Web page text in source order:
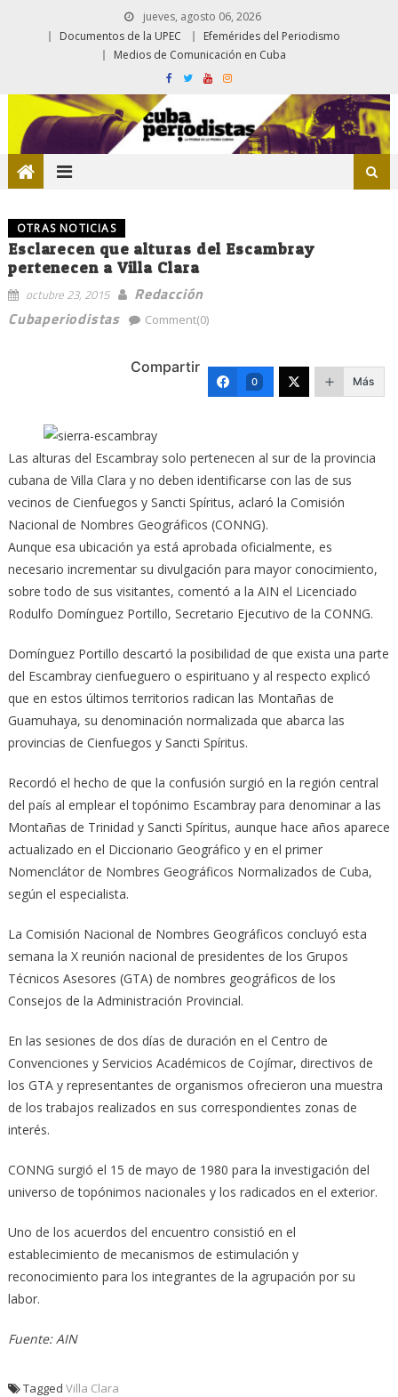
jueves, agosto 06, 2026
Documentos de la UPEC
Efemérides del Periodismo
Medios de Comunicación en Cuba
OTRAS NOTICIAS
Esclarecen que alturas del Escambray
pertenecen a Villa Clara
octubre 23, 2015
Redacción
Cubaperiodistas
Comment(0)
Compartir
0 Más
Las alturas del Escambray solo pertenecen al sur de la provincia
cubana de Villa Clara y no deben identificarse con las de sus
vecinos de Cienfuegos y Sancti Spíritus, aclaró la Comisión
Nacional de Nombres Geográficos (CONNG).
Aunque esa ubicación ya está aprobada oficialmente, es
necesario incrementar su divulgación para mayor conocimiento,
sobre todo de sus visitantes, comentó a la AIN el Licenciado
Rodulfo Domínguez Portillo, Secretario Ejecutivo de la CONNG.
Domínguez Portillo descartó la posibilidad de que exista una parte
del Escambray cienfueguero o espirituano y al respecto explicó
que en estos últimos territorios radican las Montañas de
Guamuhaya, su denominación normalizada que abarca las
provincias de Cienfuegos y Sancti Spíritus.
Recordó el hecho de que la confusión surgió en la región central
del país al emplear el topónimo Escambray para denominar a las
Montañas de Trinidad y Sancti Spíritus, aunque hace años aparece
actualizado en el Diccionario Geográfico y en el primer
Nomenclátor de Nombres Geográficos Normalizados de Cuba,
según el especialista.
La Comisión Nacional de Nombres Geográficos concluyó esta
semana la X reunión nacional de presidentes de los Grupos
Técnicos Asesores (GTA) de nombres geográficos de los
Consejos de la Administración Provincial.
En las sesiones de dos días de duración en el Centro de
Convenciones y Servicios Académicos de Cojímar, directivos de
los GTA y representantes de organismos ofrecieron una muestra
de los trabajos realizados en sus correspondientes zonas de
interés.
CONNG surgió el 15 de mayo de 1980 para la investigación del
universo de topónimos nacionales y los radicados en el exterior.
Uno de los acuerdos del encuentro consistió en el
establecimiento de mecanismos de estimulación y
reconocimiento para los integrantes de la agrupación por su
labor.
Fuente: AIN
Tagged Villa Clara